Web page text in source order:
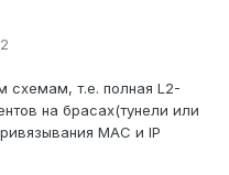
схемам, т.е. полная L2-
на брасах(тунели или
MAC и IP